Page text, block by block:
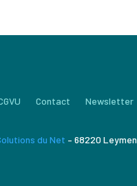
Contact Newsletter
du Net – 68220 Leymen